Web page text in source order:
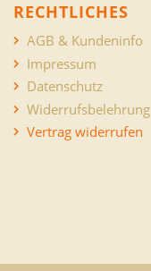
RECHTLICHES
AGB & Kundeninfo
Impressum
Datenschutz
Widerrufsbelehrung
Vertrag widerrufen